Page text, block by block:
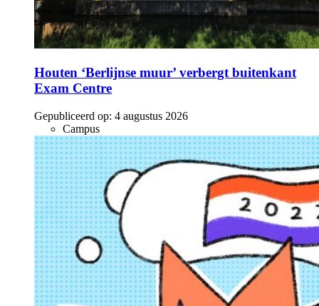
Houten ‘Berlijnse muur’ verbergt buitenkant
Exam Centre
Gepubliceerd op: 4 augustus 2026
Campus